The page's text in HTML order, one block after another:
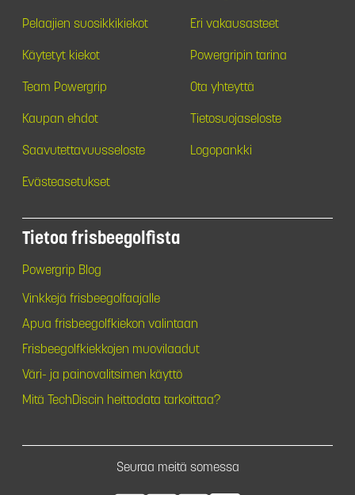
Pelaajien suosikkikiekot Eri vakausasteet
Käytetyt kiekot Powergripin tarina
Team Powergrip Ota yhteyttä
Kaupan ehdot Tietosuojaseloste
Saavutettavuusseloste Logopankki
Evästeasetukset
Tietoa frisbeegolfista
Powergrip Blog
Vinkkejä frisbeegolfaajalle
Apua frisbeegolfkiekon valintaan
Frisbeegolfkiekkojen muovilaadut
Väri- ja painovalitsimen käyttö
Mitä TechDiscin heittodata tarkoittaa?
Seuraa meitä somessa